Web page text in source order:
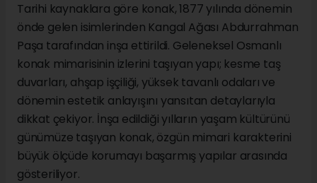
Tarihi kaynaklara göre konak, 1877 yılında dönemin
önde gelen isimlerinden Kangal Ağası Abdurrahman
Paşa tarafından inşa ettirildi. Geleneksel Osmanlı
konak mimarisinin izlerini taşıyan yapı; kesme taş
duvarları, ahşap işçiliği, yüksek tavanlı odaları ve
dönemin estetik anlayışını yansıtan detaylarıyla
dikkat çekiyor. İnşa edildiği yılların yaşam kültürünü
günümüze taşıyan konak, özgün mimari karakterini
büyük ölçüde korumayı başarmış yapılar arasında
gösteriliyor.